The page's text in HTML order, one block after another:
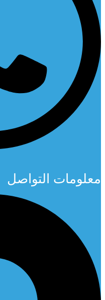
معلومات التواصل